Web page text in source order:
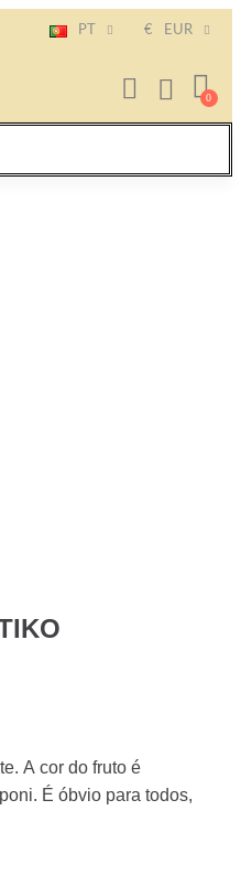
PT € EUR
A cor do fruto é
É óbvio para todos,